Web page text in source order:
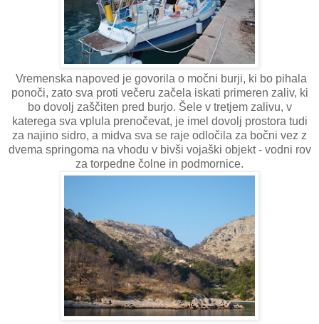
Vremenska napoved je govorila o močni burji, ki bo pihala
ponoči, zato sva proti večeru začela iskati primeren zaliv, ki
bo dovolj zaščiten pred burjo. Šele v tretjem zalivu, v
katerega sva vplula prenočevat, je imel dovolj prostora tudi
za najino sidro, a midva sva se raje odločila za bočni vez z
dvema springoma na vhodu v bivši vojaški objekt - vodni rov
za torpedne čolne in podmornice.